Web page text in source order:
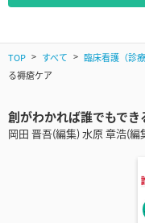
TOP すべて 臨床看護（診
る褥瘡ケア
創がわかれば誰でもでき
岡田 晋吾(編集) 水原 章浩(編